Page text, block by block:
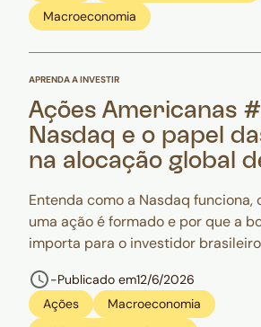
Macroeconomia
APRENDA A INVESTIR
Ações Americanas
Nasdaq e o papel
na alocação global
Entenda como a Nasdaq funciona,
uma ação é formado e por que a
importa para o investidor
-Publicado em12/6/2026
Ações
Macroeconomia